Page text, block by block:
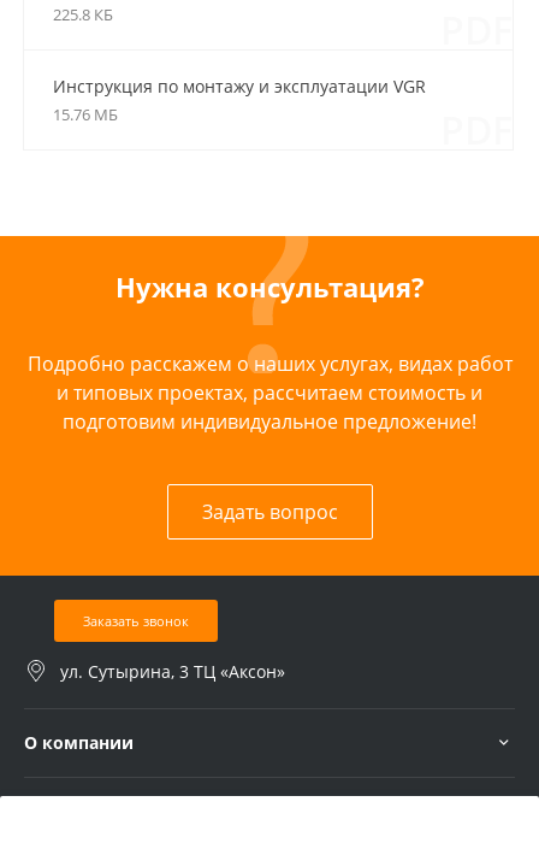
225.8 КБ
Инструкция по монтажу и эксплуатации VGR
turboFLEX VU
15.76 МБ
Нужна консультация?
Подробно расскажем о наших услугах, видах работ
и типовых проектах, рассчитаем стоимость и
подготовим индивидуальное предложение!
Задать вопрос
Заказать звонок
ул. Сутырина, 3 ТЦ «Аксон»
О компании